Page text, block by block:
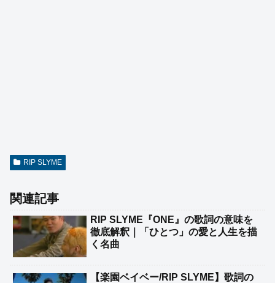
RIP SLYME
関連記事
RIP SLYME『ONE』の歌詞の意味を
徹底解釈｜「ひとつ」の愛と人生を描
く名曲
【楽園ベイベー/RIP SLYME】歌詞の